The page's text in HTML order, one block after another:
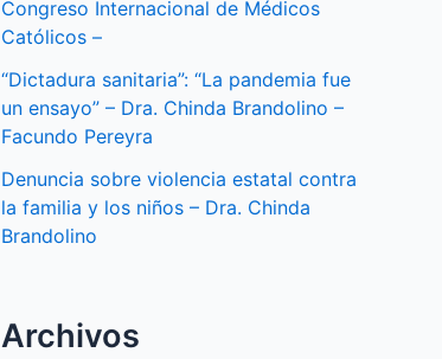
Congreso Internacional de Médicos
Católicos –
“Dictadura sanitaria”: “La pandemia fue
un ensayo” – Dra. Chinda Brandolino –
Facundo Pereyra
Denuncia sobre violencia estatal contra
la familia y los niños – Dra. Chinda
Brandolino
Archivos